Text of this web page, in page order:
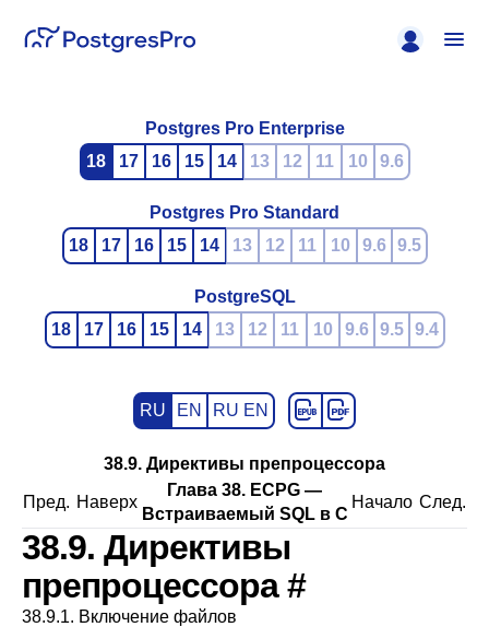
Postgres Pro Enterprise
18
17 16 15 14 13 12 11 10 9.6
Postgres Pro Standard
18
17 16 15 14 13 12 11 10 9.6 9.5
PostgreSQL
18
17 16 15 14 13 12 11 10 9.6 9.5 9.4
RU EN RU EN
38.9. Директивы препроцессора
Пред. Наверх
Глава 38. ECPG —
Встраиваемый SQLв C
Начало След.
38.9. Директивы
препроцессора#
38.9.1. Включение файлов